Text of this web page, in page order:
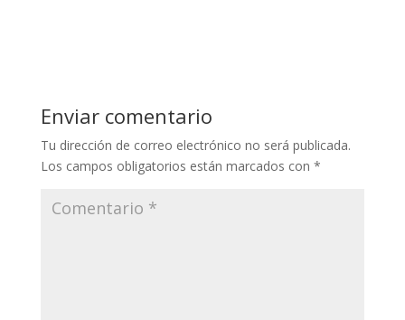
Enviar comentario
Tu dirección de correo electrónico no será publicada.
Los campos obligatorios están marcados con *